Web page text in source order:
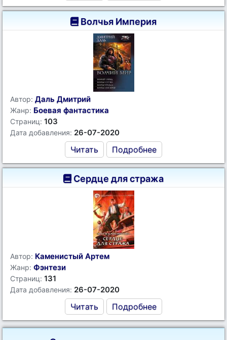
Волчья Империя
Автор: Даль Дмитрий
Жанр: Боевая фантастика
Страниц: 103
Дата добавления: 26-07-2020
Читать Подробнее
Сердце для стража
Автор: Каменистый Артем
Жанр: Фэнтези
Страниц: 131
Дата добавления: 26-07-2020
Читать Подробнее